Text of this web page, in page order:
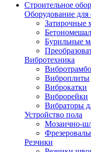
Строительное
Оборудование для
Затирочные
Бурильные
Вибротехника
Виброплиты
Виброкатки
Виброрейки
Вибраторы
Устройство пола
Мозаично-
Резчики